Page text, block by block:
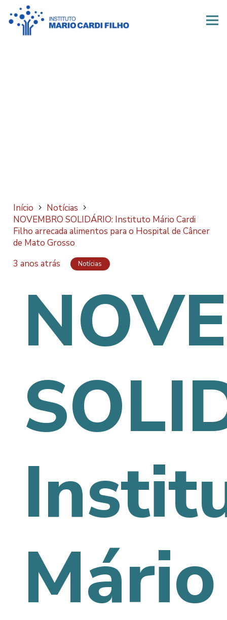
Início
Notícias
NOVEMBRO SOLIDÁRIO: Instituto Mário Cardi
Filho arrecada alimentos para o Hospital de Câncer
de Mato Grosso
3 anos atrás
Notícias